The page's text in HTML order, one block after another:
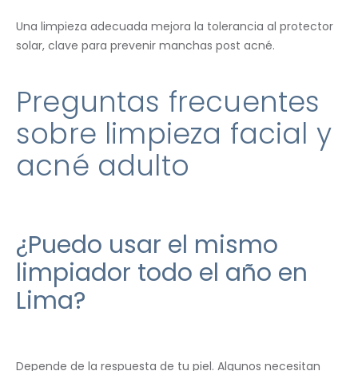
Una limpieza adecuada mejora la tolerancia al protector
solar, clave para prevenir manchas post acné.
Preguntas frecuentes
sobre limpieza facial y
acné adulto
¿Puedo usar el mismo
limpiador todo el año en
Lima?
Depende de la respuesta de tu piel. Algunos necesitan